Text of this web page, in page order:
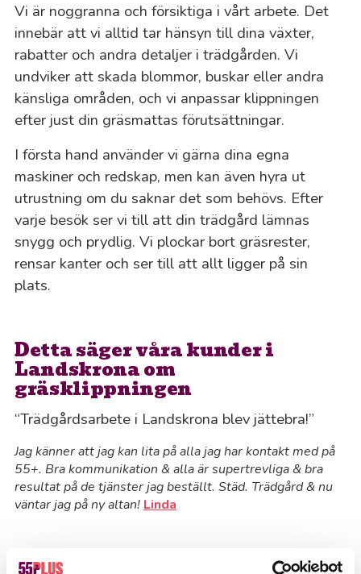
Vi är noggranna och försiktiga i vårt arbete. Det
innebär att vi alltid tar hänsyn till dina växter,
rabatter och andra detaljer i trädgården. Vi
undviker att skada blommor, buskar eller andra
känsliga områden, och vi anpassar klippningen
efter just din gräsmattas förutsättningar.
I första hand använder vi gärna dina egna
maskiner och redskap, men kan även hyra ut
utrustning om du saknar det som behövs. Efter
varje besök ser vi till att din trädgård lämnas
snygg och prydlig. Vi plockar bort gräsrester,
rensar kanter och ser till att allt ligger på sin
plats.
Detta säger våra kunder i
Landskrona om
gräsklippningen
“Trädgårdsarbete i Landskrona blev jättebra!”
Jag känner att jag kan lita på alla jag har kontakt med på
55+. Bra kommunikation & alla är supertrevliga & bra
resultat på de tjänster jag beställt. Städ. Trädgård & nu
väntar jag på ny altan! Linda